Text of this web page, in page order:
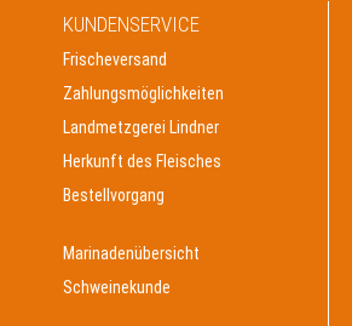
KUNDENSERVICE
Frischeversand
Zahlungsmöglichkeiten
Landmetzgerei Lindner
Herkunft des Fleisches
Bestellvorgang
Marinadenübersicht
Schweinekunde